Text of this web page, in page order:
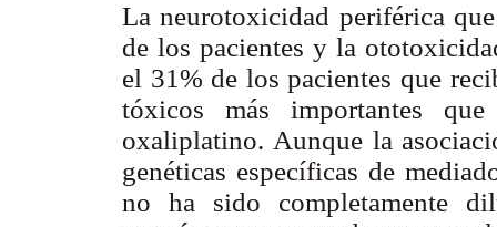
La neurotoxicidad periférica
de los pacientes y la
el 31% de los pacientes que
tóxicos más importantes
oxaliplatino. Aunque la
genéticas específicas de
no ha sido completamente